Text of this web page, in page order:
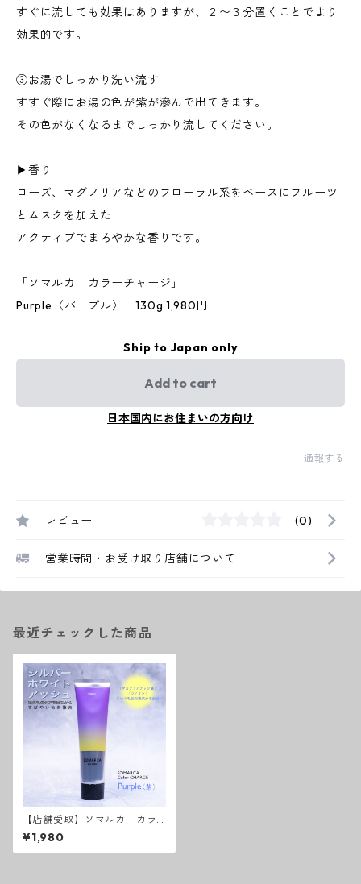
すぐに流しても効果はありますが、２〜３分置くことでより
効果的です。
③お湯でしっかり洗い流す
すすぐ際にお湯の色が紫が滲んで出てきます。
その色がなくなるまでしっかり流してください。
▶︎香り
ローズ、マグノリアなどのフローラル系をベースにフルーツ
とムスクを加えた
アクティブでまろやかな香りです。
「ソマルカ カラーチャージ」
Purple〈パープル〉 130g 1,980円
Ship to Japan only
Add to cart
日本国内にお住まいの方向け
通報する
レビュー (0)
営業時間・お受け取り店舗について
最近チェックした商品
【店舗受取】ソマルカ カラ
ーチャージパープル
¥1,980